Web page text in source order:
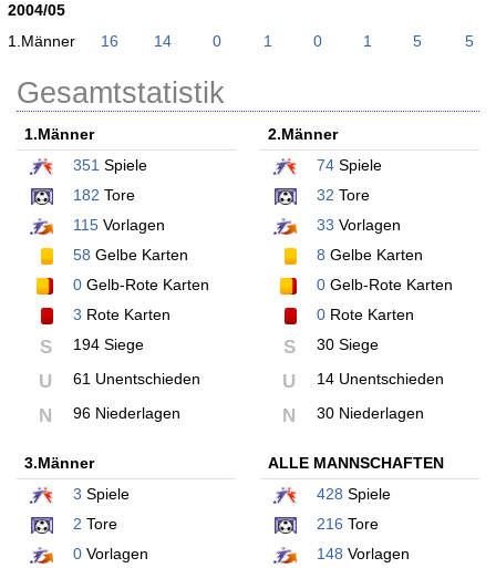
2004/05
1.Männer
16 14 0 1 0 1 5 5
Gesamtstatistik
1.Männer
351 Spiele
182 Tore
115 Vorlagen
58 Gelbe Karten
0 Gelb-Rote Karten
3 Rote Karten
S 194 Siege
U 61 Unentschieden
N 96 Niederlagen
2.Männer
74Spiele
32 Tore
33 Vorlagen
8 Gelbe Karten
0Gelb-Rote Karten
0Rote Karten
S 30 Siege
U 14 Unentschieden
N 30 Niederlagen
3.Männer
3 Spiele
2 Tore
0 Vorlagen
ALLE MANNSCHAFTEN
428 Spiele
216 Tore
148 Vorlagen